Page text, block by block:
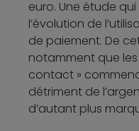
euro. Une étude
l’évolution de
de paiement. De
notamment que
contact »
détriment de
d’autant plus